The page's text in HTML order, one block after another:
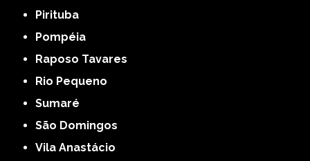
Pirituba
Pompéia
Raposo Tavares
Rio Pequeno
Sumaré
São Domingos
Vila Anastácio